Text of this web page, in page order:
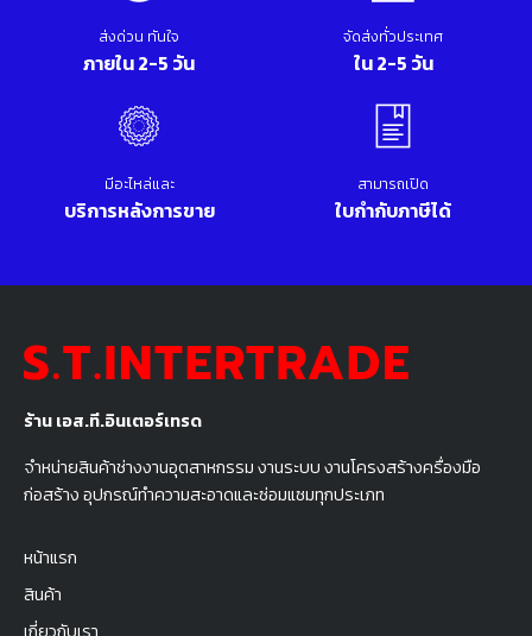
ร้าน เอส.ที.อินเตอร์เทรด
จำหน่ายสินค้าช่างงานอุตสาหกรรม งานระบบ งานโครงสร้างครื่องมือ
ก่อสร้าง อุปกรณ์ทำความสะอาดและซ่อมแซมทุกประเภท
หน้าแรก
สินค้า
ส่งด่วน ทันใจ
ภายใน 2-5 วัน
จัดส่งทั่วประเทศ
ใน 2-5 วัน
มีอะไหล่และ
บริการหลังการขาย
สามารถเปิด
ใบกำกับภาษีได้